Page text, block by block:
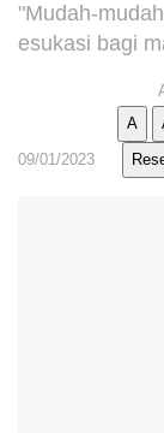
"Mudah-
esukasi bagi
09/01/2023
A